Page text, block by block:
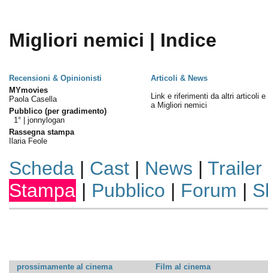
Migliori nemici | Indice
Recensioni & Opinionisti
Articoli & News
MYmovies
Paola Casella
Pubblico (per gradimento)
1° | jonnylogan
Rassegna stampa
Ilaria Feole
Link e riferimenti da altri articoli e
a Migliori nemici
Scheda| Cast| News | Trailer
Stampa | Pubblico | Forum |
prossimamente al cinema
Film al cinema